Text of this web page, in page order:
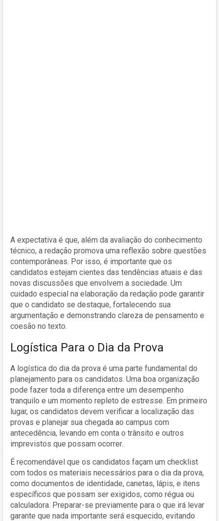
A expectativa é que, além da avaliação do conhecimento
técnico, a redação promova uma reflexão sobre questões
contemporâneas. Por isso, é importante que os
candidatos estejam cientes das tendências atuais e das
novas discussões que envolvem a sociedade. Um
cuidado especial na elaboração da redação pode garantir
que o candidato se destaque, fortalecendo sua
argumentação e demonstrando clareza de pensamento e
coesão no texto.
Logística Para o Dia da Prova
A logística do dia da prova é uma parte fundamental do
planejamento para os candidatos. Uma boa organização
pode fazer toda a diferença entre um desempenho
tranquilo e um momento repleto de estresse. Em primeiro
lugar, os candidatos devem verificar a localização das
provas e planejar sua chegada ao campus com
antecedência, levando em conta o trânsito e outros
imprevistos que possam ocorrer.
É recomendável que os candidatos façam um checklist
com todos os materiais necessários para o dia da prova,
como documentos de identidade, canetas, lápis, e itens
específicos que possam ser exigidos, como régua ou
calculadora. Preparar-se previamente para o que irá levar
garante que nada importante será esquecido, evitando